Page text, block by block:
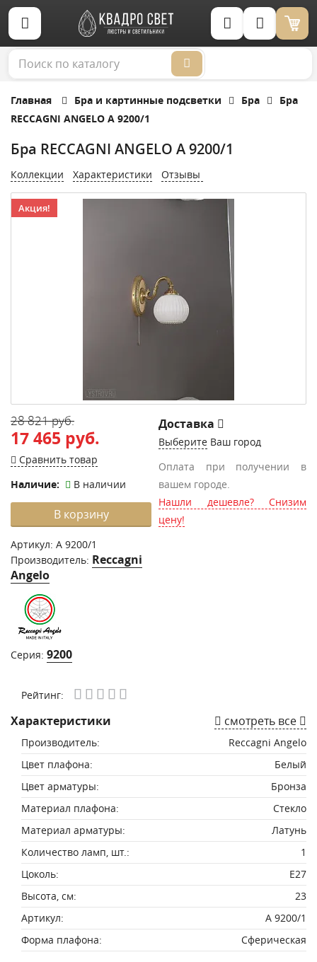
Корзина (0)
Главная Бра и картинные подсветки Бра
Бра
RECCAGNI ANGELO A 9200/1
Бра RECCAGNI ANGELO A 9200/1
Коллекции Характеристики Отзывы
Акция!
28 821 руб.
17 465 руб.
Сравнить товар
Наличие:
В наличии
В корзину
Артикул: A 9200/1
Производитель: Reccagni
Angelo
Серия: 9200
Доставка
Выберите Ваш город
Оплата при получении в
вашем городе.
Нашли дешевле? Снизим
цену!
Рейтинг:
Характеристики смотреть все
Производитель:
Reccagni Angelo
Цвет плафона:
Белый
Цвет арматуры:
Бронза
Материал плафона:
Стекло
Материал арматуры:
Латунь
Количество ламп, шт.:
1
Цоколь:
E27
Высота, см:
23
Артикул:
A 9200/1
Форма плафона:
Сферическая